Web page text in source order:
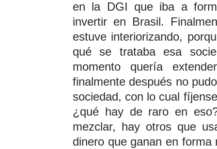
en la DGI que iba a
invertir en Brasil.
estuve interiorizando,
qué se trataba esa
momento quería
finalmente después no
sociedad, con lo cual
¿qué hay de raro en
mezclar, hay otros que
dinero que ganan en